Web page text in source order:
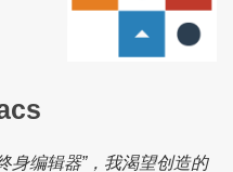
身编辑器”，我渴望创造的